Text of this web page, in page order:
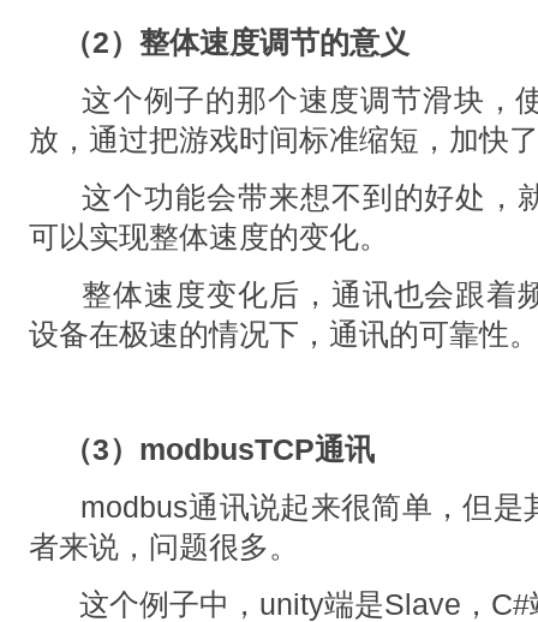
（2）整体速度调节的意义
这个例子的那个速度调节滑块，
放，通过把游戏时间标准缩短，加快
这个功能会带来想不到的好处，
可以实现整体速度的变化。
整体速度变化后，通讯也会跟着
设备在极速的情况下，通讯的可靠性
（3）modbusTCP通讯
modbus通讯说起来很简单，但是
者来说，问题很多。
这个例子中，unity端是Slave，